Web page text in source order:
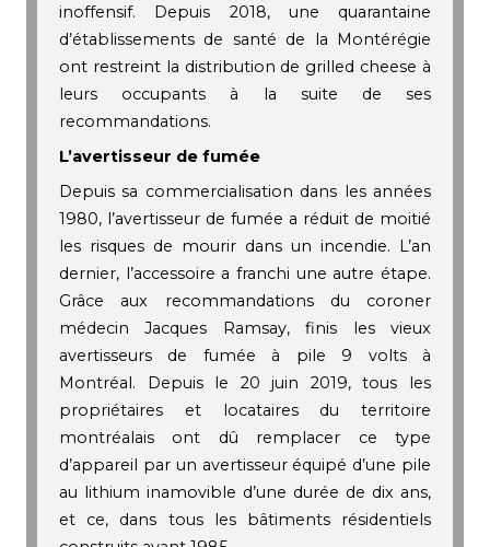
inoffensif. Depuis 2018, une quarantaine
d’établissements de santé de la Montérégie
ont restreint la distribution de grilled cheese à
leurs occupants à la suite de ses
recommandations.
L’avertisseur de fumée
Depuis sa commercialisation dans les années
1980, l’avertisseur de fumée a réduit de moitié
les risques de mourir dans un incendie. L’an
dernier, l’accessoire a franchi une autre étape.
Grâce aux recommandations du coroner
médecin Jacques Ramsay, finis les vieux
avertisseurs de fumée à pile 9 volts à
Montréal. Depuis le 20 juin 2019, tous les
propriétaires et locataires du territoire
montréalais ont dû remplacer ce type
d’appareil par un avertisseur équipé d’une pile
au lithium inamovible d’une durée de dix ans,
et ce, dans tous les bâtiments résidentiels